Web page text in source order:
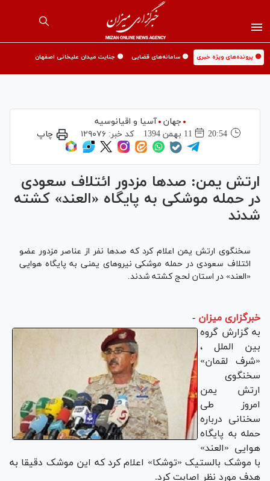
🟡 پرونده‌های ویژه خبری 🟡 سامانه‌های قضایی 🟡 جنایت میدان علیخانی اصفهان
جهان
آسیا و اقیانوسیه
20:54
11 بهمن 1394 کد خبر: ۱۲۹۰۷۶ چاپ
ارتش یمن: صدها مزدور ائتلاف سعودی
در حمله موشکی به پایگاه «العند» کشته
شدند
سخنگوی ارتش یمن اعلام کرد که صدها نفر از عناصر مزدور عضو
ائتلاف سعودی در حمله موشکی نیروهای یمنی به پایگاه هوایی
«العند» در استان لحج کشته شدند.
خبرگزاری میزان -
به گزارش گروه
بین الملل ،
«شرف لقمان»
سخنگوی
ارتش یمن
امروز طی
سخنانی درباره
حمله به پایگاه
هوایی «العند»
با موشک بالستیک «توشکا» اعلام کرد که این موشک دقیقا به
هدف مورد نظر اصابت کرد.